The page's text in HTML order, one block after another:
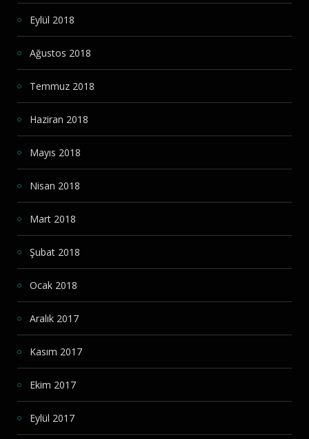
Eylül 2018
Ağustos 2018
Temmuz 2018
Haziran 2018
Mayıs 2018
Nisan 2018
Mart 2018
Şubat 2018
Ocak 2018
Aralık 2017
Kasım 2017
Ekim 2017
Eylül 2017